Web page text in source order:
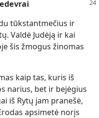
tūkstantmečius ir
Valdė Judėją ir kai
šis žmogus žinomas
kaip tas, kuris iš
narius, bet ir bejėgius
iš Rytų jam pranešė,
apsimetė norįs